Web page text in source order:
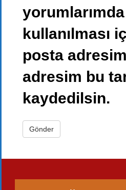
yorumlarımda
kullanılması
posta
adresim bu
kaydedilsin.